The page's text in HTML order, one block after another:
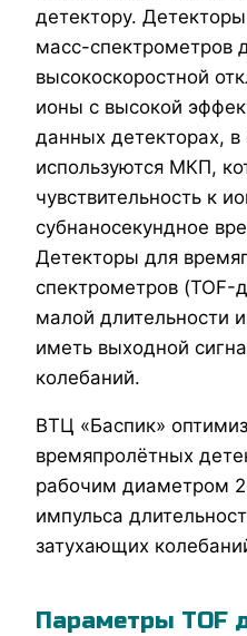
детектору.
масс-спектрометров
высокоскоростной
ионы с высокой
данных детекторах, в
используются МКП,
чувствительность к
субнаносекундное
Детекторы для
спектрометров
малой длительности
иметь выходной
колебаний.
ВТЦ «Баспик»
времяпролётных
рабочим диаметром
импульса
затухающих
Параметры TOF